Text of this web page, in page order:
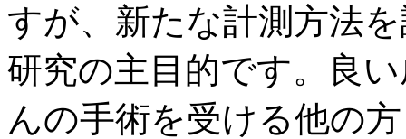
すが、新たな計測方法
研究の主目的です。良
んの手術を受ける他の